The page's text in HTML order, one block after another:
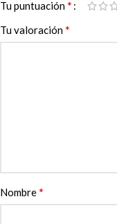
Tu puntuación*
Tu valoración*
Nombre*